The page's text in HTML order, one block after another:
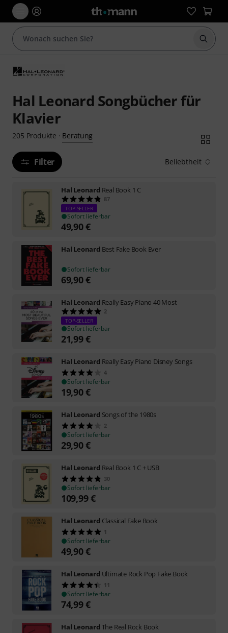
Suche
Hal Leonard Songbücher für
Klavier
205 Produkte · Beratung
Filter Beliebtheit
Hal Leonard Real Book 1 C
87
TOP-SELLER
Sofort lieferbar
49,90€
Hal Leonard Best Fake Book Ever
Sofort lieferbar
69,90€
Hal Leonard Really Easy Piano 40 Most
2
TOP-SELLER
Sofort lieferbar
21,99€
Hal Leonard Really Easy Piano Disney Songs
4
Sofort lieferbar
19,90€
Hal Leonard Songs of the 1980s
2
Sofort lieferbar
29,90€
Hal Leonard Real Book 1 C + USB
30
Sofort lieferbar
109,99€
Hal Leonard Classical Fake Book
1
Sofort lieferbar
49,90€
Hal Leonard Ultimate Rock Pop Fake Book
11
Sofort lieferbar
74,99€
Hal Leonard The Real Rock Book